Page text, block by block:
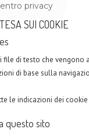
privacy
SUI COOKIE
di testo che vengono
di base sulla
le indicazioni dei
questo sito